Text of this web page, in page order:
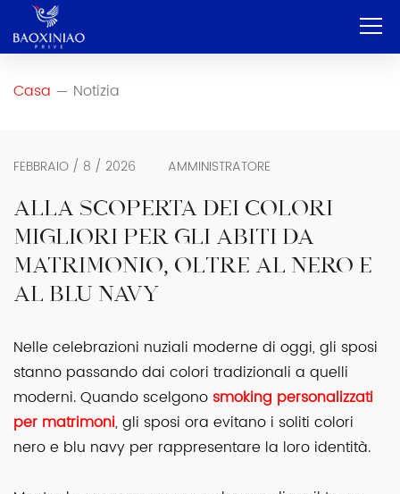
Casa — Notizia
FEBBRAIO / 8 / 2026 AMMINISTRATORE
ALLA SCOPERTA DEI COLORI
MIGLIORI PER GLI ABITI DA
MATRIMONIO, OLTRE AL NERO E
AL BLU NAVY
Nelle celebrazioni nuziali moderne di oggi, gli sposi
stanno passando dai colori tradizionali a quelli
moderni. Quando scelgono smoking personalizzati
per matrimoni, gli sposi ora evitano i soliti colori
nero e blu navy per rappresentare la loro identità.
OEM e ODM
Servizio
Prodotto